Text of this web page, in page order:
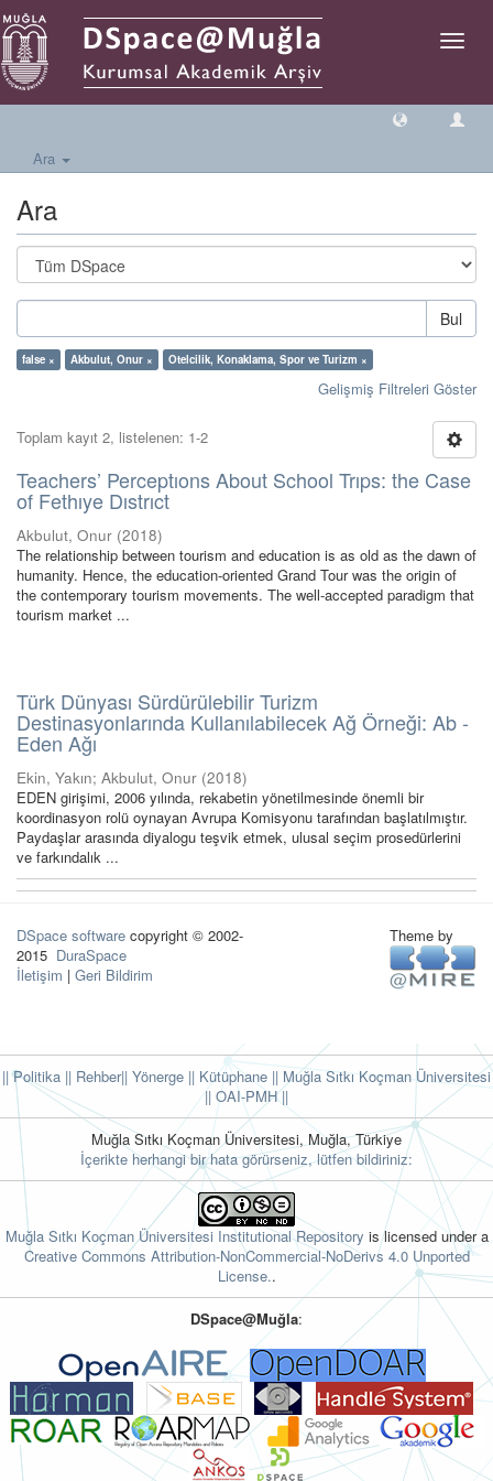
Geçiş
Ara
Ara
Bul
false × Akbulut, Onur × Otelcilik, Konaklama, Spor ve Turizm ×
Gelişmiş Filtreleri Göster
Toplam kayıt 2, listelenen: 1-2
Teachers’ Perceptıons About School Trıps: the Case
of Fethıye Dıstrıct
Akbulut, Onur (2018)
The relationship between tourism and education is as old as the dawn of
humanity. Hence, the education-oriented Grand Tour was the origin of
the contemporary tourism movements. The well-accepted paradigm that
tourism market ...
Türk Dünyası Sürdürülebilir Turizm
Destinasyonlarında Kullanılabilecek Ağ Örneği: Ab -
Eden Ağı
Ekin, Yakın; Akbulut, Onur (2018)
EDEN girişimi, 2006 yılında, rekabetin yönetilmesinde önemli bir
koordinasyon rolü oynayan Avrupa Komisyonu tarafından başlatılmıştır.
Paydaşlar arasında diyalogu teşvik etmek, ulusal seçim prosedürlerini
ve farkındalık ...
DSpace software copyright © 2002-
2015 DuraSpace
İletişim | Geri Bildirim
Theme by
|| Politika || Rehber|| Yönerge || Kütüphane || Muğla Sıtkı Koçman Üniversitesi
|| OAI-PMH ||
Muğla Sıtkı Koçman Üniversitesi, Muğla, Türkiye
İçerikte herhangi bir hata görürseniz, lütfen bildiriniz:
Muğla Sıtkı Koçman Üniversitesi Institutional Repository is licensed under a
Creative Commons Attribution-NonCommercial-NoDerivs 4.0 Unported
License..
DSpace@Muğla: